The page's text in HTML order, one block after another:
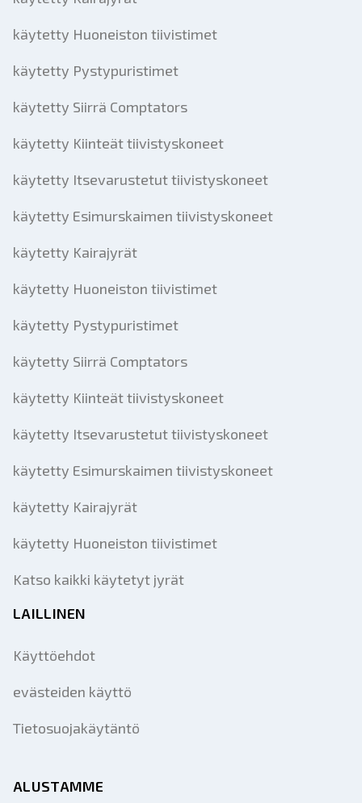
käytetty Huoneiston tiivistimet
käytetty Pystypuristimet
käytetty Siirrä Comptators
käytetty Kiinteät tiivistyskoneet
käytetty Itsevarustetut tiivistyskoneet
käytetty Esimurskaimen tiivistyskoneet
käytetty Kairajyrät
käytetty Huoneiston tiivistimet
käytetty Pystypuristimet
käytetty Siirrä Comptators
käytetty Kiinteät tiivistyskoneet
käytetty Itsevarustetut tiivistyskoneet
käytetty Esimurskaimen tiivistyskoneet
käytetty Kairajyrät
käytetty Huoneiston tiivistimet
Katso kaikki käytetyt jyrät
LAILLINEN
Käyttöehdot
evästeiden käyttö
Tietosuojakäytäntö
ALUSTAMME